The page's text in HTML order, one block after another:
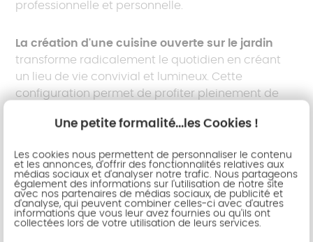
professionnelle et personnelle.
La création d'une cuisine ouverte sur le jardin
transforme radicalement le quotidien en créant
un lieu de vie convivial et lumineux. Cette
configuration permet de profiter pleinement de
apportant une nouvelle dimension à cet espace
Aménager une salle de jeux de 15 m²permet de
créer un espace dédié aux loisirs et à la
convivialité. Que ce soit pour les enfants avec des
Une petite formalité...les Cookies !
Les cookies nous permettent de personnaliser le contenu
et les annonces, d'offrir des fonctionnalités relatives aux
médias sociaux et d'analyser notre trafic. Nous partageons
également des informations sur l'utilisation de notre site
avec nos partenaires de médias sociaux, de publicité et
d'analyse, qui peuvent combiner celles-ci avec d'autres
informations que vous leur avez fournies ou qu'ils ont
collectées lors de votre utilisation de leurs services.